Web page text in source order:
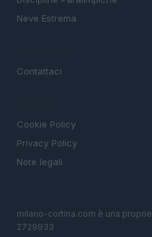
Neve Estrema
Contattaci
Cookie Policy
Privacy Policy
Note legali
milano-cortina.com è una
2729933